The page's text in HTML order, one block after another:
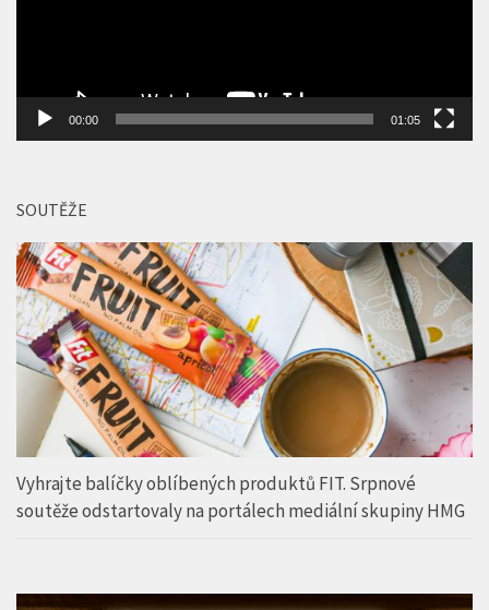
00:00 01:05
SOUTĚŽE
Vyhrajte balíčky oblíbených produktů FIT. Srpnové
soutěže odstartovaly na portálech mediální skupiny HMG